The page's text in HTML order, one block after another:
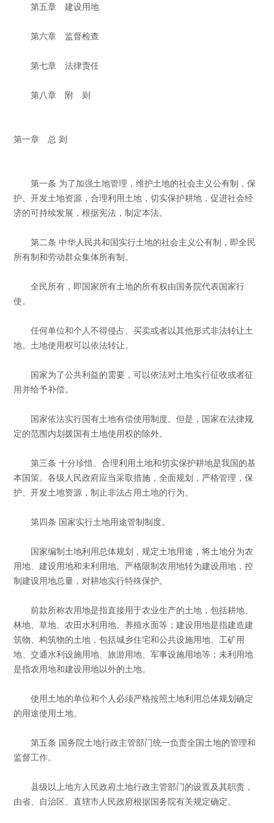
第五章 建设用地
第六章 监督检查
第七章 法律责任
第八章 附 则
第一章 总 则
第一条 为了加强土地管理，维护土地的社会主义公有制，保
护、开发土地资源，合理利用土地，切实保护耕地，促进社会经
济的可持续发展，根据宪法，制定本法。
第二条 中华人民共和国实行土地的社会主义公有制，即全民
所有制和劳动群众集体所有制。
全民所有，即国家所有土地的所有权由国务院代表国家行
使。
任何单位和个人不得侵占、买卖或者以其他形式非法转让土
地。土地使用权可以依法转让。
国家为了公共利益的需要，可以依法对土地实行征收或者征
用并给予补偿。
国家依法实行国有土地有偿使用制度。但是，国家在法律规
定的范围内划拨国有土地使用权的除外。
第三条 十分珍惜、合理利用土地和切实保护耕地是我国的基
本国策。各级人民政府应当采取措施，全面规划，严格管理，保
护、开发土地资源，制止非法占用土地的行为。
第四条 国家实行土地用途管制制度。
国家编制土地利用总体规划，规定土地用途，将土地分为农
用地、建设用地和未利用地。严格限制农用地转为建设用地，控
制建设用地总量，对耕地实行特殊保护。
前款所称农用地是指直接用于农业生产的土地，包括耕地、
林地、草地、农田水利用地、养殖水面等；建设用地是指建造建
筑物、构筑物的土地，包括城乡住宅和公共设施用地、工矿用
地、交通水利设施用地、旅游用地、军事设施用地等；未利用地
是指农用地和建设用地以外的土地。
使用土地的单位和个人必须严格按照土地利用总体规划确定
的用途使用土地。
第五条 国务院土地行政主管部门统一负责全国土地的管理和
监督工作。
县级以上地方人民政府土地行政主管部门的设置及其职责，
由省、自治区、直辖市人民政府根据国务院有关规定确定。